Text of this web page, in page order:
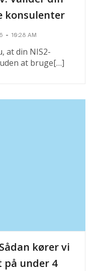
konsulenter
- 10:28 AM
at din NIS2-
at bruge[…]
kører vi
på under 4